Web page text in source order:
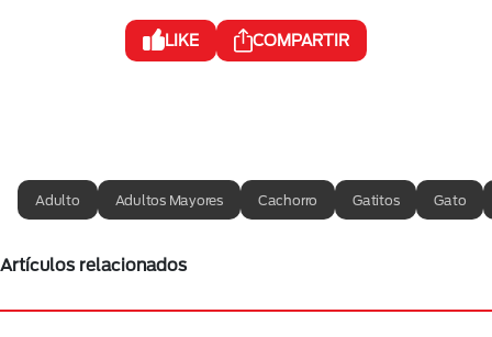
LIKE COMPARTIR
Adulto Adultos Mayores Cachorro Gatitos Gato
Artículos relacionados